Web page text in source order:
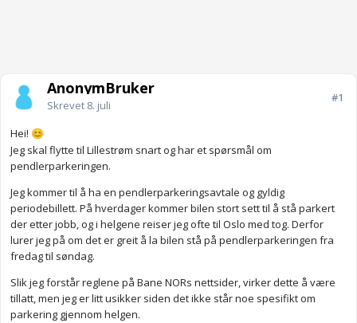
AnonymBruker
Skrevet 8. juli
#1
Hei! 😊
Jeg skal flytte til Lillestrøm snart og har et spørsmål om
pendlerparkeringen.
Jeg kommer til å ha en pendlerparkeringsavtale og gyldig
periodebillett. På hverdager kommer bilen stort sett til å stå parkert
der etter jobb, og i helgene reiser jeg ofte til Oslo med tog. Derfor
lurer jeg på om det er greit å la bilen stå på pendlerparkeringen fra
fredag til søndag.
Slik jeg forstår reglene på Bane NORs nettsider, virker dette å være
tillatt, men jeg er litt usikker siden det ikke står noe spesifikt om
parkering gjennom helgen.